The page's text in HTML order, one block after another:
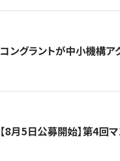
コングラントが中小機構ア
【8月5日公募開始】第4回